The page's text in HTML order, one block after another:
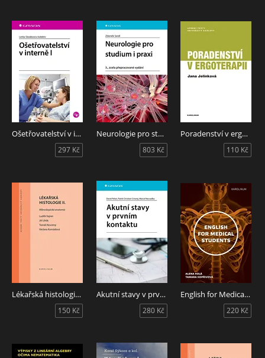
Ošetřovatelství v interně I
297 Kč
Neurologie pro studium i praxi
803 Kč
Poradenství v ergoterapii
110 Kč
Lékařská histologie II. Mikroskopická anatomie
150 Kč
Akutní stavy v prvním kontaktu
280 Kč
English for Medical Students
220 Kč